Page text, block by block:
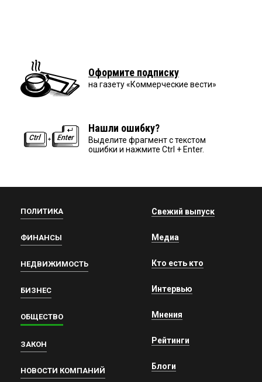
Оформите подписку
на газету «Коммерческие вести»
Нашли ошибку?
Выделите фрагмент с текстом
ошибки и нажмите Ctrl + Enter.
ПОЛИТИКА
ФИНАНСЫ
НЕДВИЖИМОСТЬ
БИЗНЕС
ОБЩЕСТВО
ЗАКОН
НОВОСТИ КОМПАНИЙ
Свежий выпуск
Медиа
Кто есть кто
Интервью
Мнения
Рейтинги
Блоги